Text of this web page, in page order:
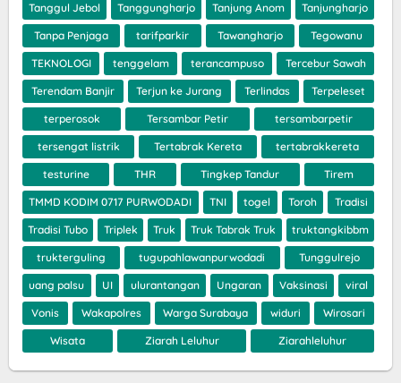
Tanggul Jebol Tanggungharjo Tanjung Anom Tanjungharjo
Tanpa Penjaga tarifparkir Tawangharjo Tegowanu
TEKNOLOGI tenggelam terancampuso Tercebur Sawah
Terendam Banjir Terjun ke Jurang Terlindas Terpeleset
terperosok Tersambar Petir tersambarpetir
tersengat listrik Tertabrak Kereta tertabrakkereta
testurine THR Tingkep Tandur Tirem
TMMD KODIM 0717 PURWODADI TNI togel Toroh Tradisi
Tradisi Tubo Triplek Truk Truk Tabrak Truk truktangkibbm
trukterguling tugupahlawanpurwodadi Tunggulrejo
uang palsu UI ulurantangan Ungaran Vaksinasi viral
Vonis Wakapolres Warga Surabaya widuri Wirosari
Wisata Ziarah Leluhur Ziarahleluhur